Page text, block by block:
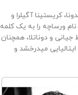
کریستینا آگیلرا و
ورساچه را به یک کلمه
و دوناتلا، همچنان
میدرخشد و